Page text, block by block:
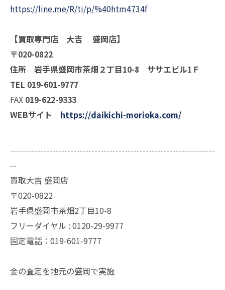
https://line.me/R/ti/p/%40htm4734f
【買取専門店 大吉 盛岡店】
〒020-0822
住所 岩手県盛岡市茶畑２丁目10-8 ササエビル1Ｆ
TEL 019-601-9777
FAX 019-622-9333
WEBサイト https://daikichi-morioka.com/
--------------------------------------------------------------------
--
買取大吉 盛岡店
〒020-0822
岩手県盛岡市茶畑2丁目10-8
フリーダイヤル : 0120-29-9977
固定電話：019-601-9777
金の査定を地元の盛岡で実施